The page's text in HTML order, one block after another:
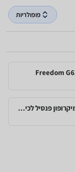
פופולריות
Audio-Technica ATM355VF — מיקרופון פנסיל לכינור וחליל עם קליפ ייעודי